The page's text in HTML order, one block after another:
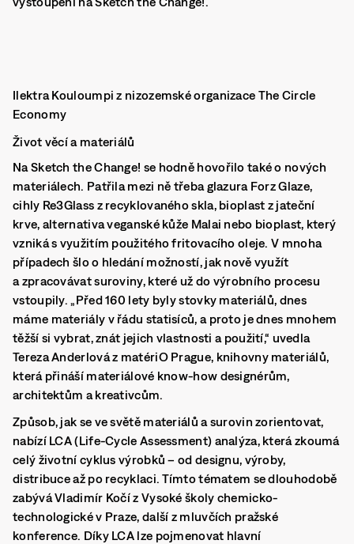
Ilektra Kouloumpi z nizozemské organizace The Circle
Economy
Život věcí a materiálů
Na Sketch the Change! se hodně hovořilo také o nových
materiálech. Patřila mezi ně třeba glazura Forz Glaze,
cihly Re3Glass z recyklovaného skla, bioplast z jateční
krve, alternativa veganské kůže Malai nebo bioplast, který
vzniká s využitím použitého fritovacího oleje. V mnoha
případech šlo o hledání možností, jak nově využít
a zpracovávat suroviny, které už do výrobního procesu
vstoupily. „Před 160 lety byly stovky materiálů, dnes
máme materiály v řádu statisíců, a proto je dnes mnohem
těžší si vybrat, znát jejich vlastnosti a použití,“ uvedla
Tereza Anderlová z matériO Prague, knihovny materiálů,
která přináší materiálové know-how designérům,
architektům a kreativcům.
Způsob, jak se ve světě materiálů a surovin zorientovat,
nabízí LCA (Life-Cycle Assessment) analýza, která zkoumá
celý životní cyklus výrobků – od designu, výroby,
distribuce až po recyklaci. Tímto tématem se dlouhodobě
zabývá Vladimír Kočí z Vysoké školy chemicko-
technologické v Praze, další z mluvčích pražské
konference. Díky LCA lze pojmenovat hlavní